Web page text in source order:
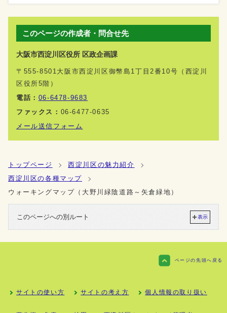
このページの作成者・問合せ先
大阪市西淀川区役所 区政企画課
〒555-8501大阪市西淀川区御幣島1丁目2番10号（西淀川
区役所5階）
電話： 06-6478-9683
ファックス： 06-6477-0635
メール送信フォーム
トップページ
西淀川区の魅力紹介
西淀川区の各種マップ
ウォーキングマップ（大野川緑陰道路～矢倉緑地）
このページへの別ルート 表示
ページの先頭へ戻る
サイトの使い方 サイトの考え方 個人情報の取り扱い